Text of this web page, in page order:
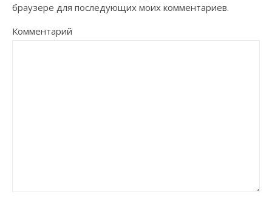
браузере для последующих моих комментариев.
Комментарий